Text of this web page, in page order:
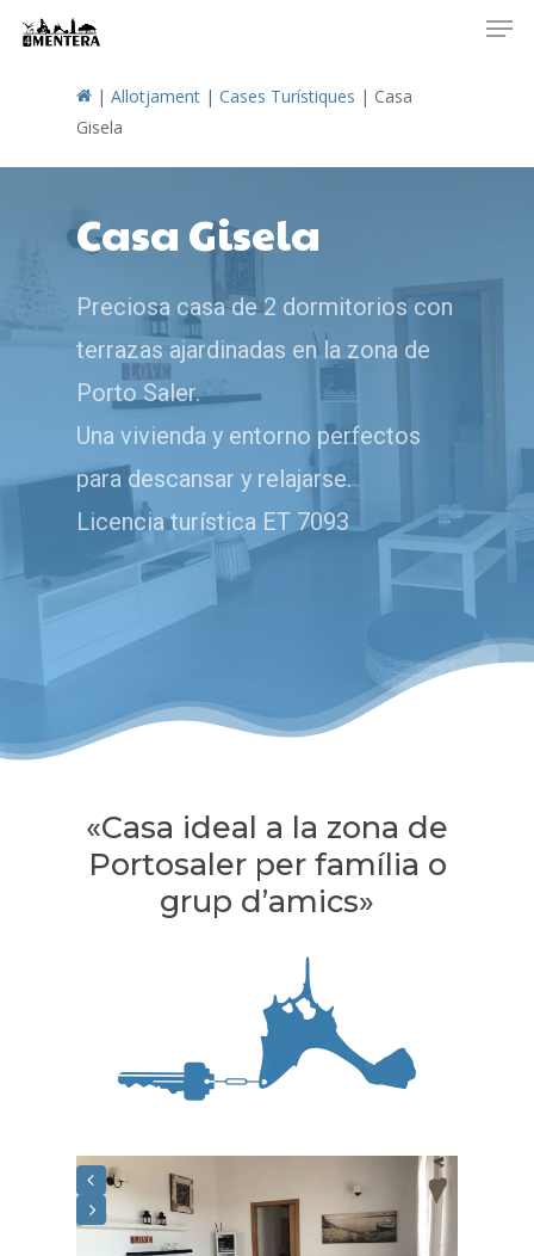
| Allotjament | Cases Turístiques | Casa
Gisela
Casa Gisela
Preciosa casa de 2 dormitorios con
terrazas ajardinadas en la zona de
Porto Saler.
Una vivienda y entorno perfectos
para descansar y relajarse.
Licencia turística ET 7093
«Casa ideal a la zona de
Portosaler per família o
grup d’amics»